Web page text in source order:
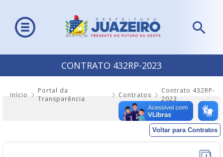
CONTRATO 432RP-2023
Início
Portal da
Transparência
Contratos
Contrato 432RP-
2023
Voltar para Contratos